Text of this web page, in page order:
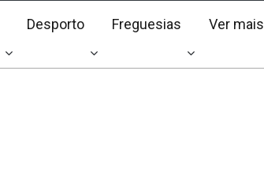
Desporto Freguesias Ver mais